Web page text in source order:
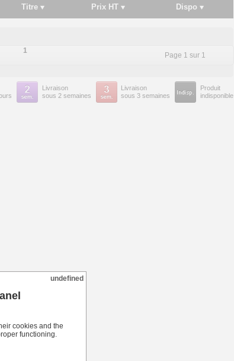
Titre Prix HT Dispo
1
Page 1 sur 1
Livraison
sous 2 semaines
Livraison
sous 3 semaines
Produit
indisponible
undefined
cookies and the
functioning.